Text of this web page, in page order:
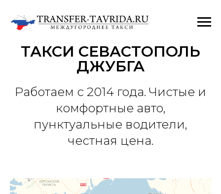
ТАКСИ СЕВАСТОПОЛЬ
ДЖУБГА
Работаем с 2014 года. Чистые и
комфортные авто,
пунктуальные водители,
честная цена.